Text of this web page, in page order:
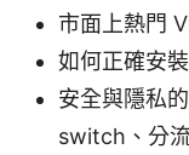
市面上熱門
如何正確安
安全與隱私
switch、分流